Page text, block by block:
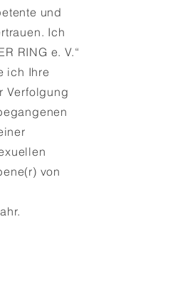
und
Ich
RING e. V.“
ich Ihre
Verfolgung
von